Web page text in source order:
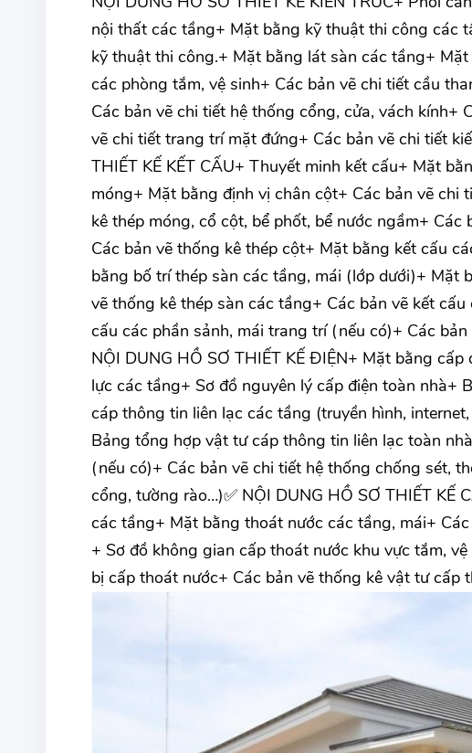
nội thất các tầng+ Mặt bằng kỹ thuật thi công các
kỹ thuật thi công.+ Mặt bằng lát sàn các tầng+
các phòng tắm, vệ sinh+ Các bản vẽ chi tiết cầu
Các bản vẽ chi tiết hệ thống cổng, cửa, vách kính+
vẽ chi tiết trang trí mặt đứng+ Các bản vẽ chi tiết
THIẾT KẾ KẾT CẤU+ Thuyết minh kết cấu+ Mặt
móng+ Mặt bằng định vị chân cột+ Các bản vẽ chi
kê thép móng, cổ cột, bể phốt, bể nước ngầm+
Các bản vẽ thống kê thép cột+ Mặt bằng kết cấu
bằng bố trí thép sàn các tầng, mái (lớp dưới)+ Mặt
vẽ thống kê thép sàn các tầng+ Các bản vẽ kết
cấu các phần sảnh, mái trang trí (nếu có)+ Các
NỘI DUNG HỒ SƠ THIẾT KẾ ĐIỆN+ Mặt bằng
lực các tầng+ Sơ đồ nguyên lý cấp điện toàn
cáp thông tin liên lạc các tầng (truyền hình,
Bảng tổng hợp vật tư cáp thông tin liên lạc toàn
(nếu có)+ Các bản vẽ chi tiết hệ thống chống sét,
cổng, tường rào…)✅ NỘI DUNG HỒ SƠ THIẾT KẾ
các tầng+ Mặt bằng thoát nước các tầng, mái+
+ Sơ đồ không gian cấp thoát nước khu vực tắm,
bị cấp thoát nước+ Các bản vẽ thống kê vật tư cấp